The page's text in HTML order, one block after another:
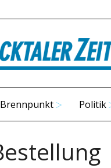
Brennpunkt Politik